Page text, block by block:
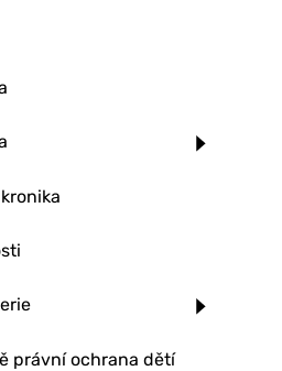
právní ochrana dětí